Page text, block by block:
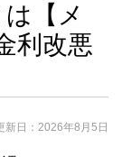
【メ
利改悪
新日： 2026年8月5日